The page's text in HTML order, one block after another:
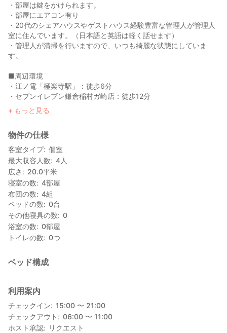
・部屋は鍵をかけられます。
・部屋にエアコン有り
・20代のシェアハウスやゲストハウス経験豊富な管理人が管理人
室に住んでいます。（日本語と英語は軽く話せます）
・管理人が清掃を行いますので、いつも綺麗な状態にしていま
す。
■周辺環境
・江ノ電「極楽寺駅」：徒歩6分
・セブンイレブン鎌倉稲村ガ崎店：徒歩12分
・ローソン鎌倉坂ノ下店：徒歩15分
・カフェヨリドコロ：徒歩9分
■アメニティ
・シャンプー
・トリートメント
・ボディソープ
・小さいドライヤー
・バスタオル ※使用したい場合は管理人に聞いてください
■その他
・Google Mapでは「トラディショナル ジャパニーズ ハウス」と
表記されています。
・全館禁煙となります。
・ゴミの捨て方が厳しい自治体のため、管理人に従ってくださ
・洗濯乾燥機も使用できます（洗剤も有り）
もっと見る
物件の仕様
客室タイプ 個室
最大収容人数
4人
広さ
20.0平米
寝室の数
4部屋
布団の数
4組
ベッドの数
0台
その他寝具の数
0
浴室の数
0部屋
トイレの数
0つ
ベッド構成
利用案内
チェックイン
15:00 〜 21:00
チェックアウト
06:00 〜 11:00
ホスト承認
リクエスト